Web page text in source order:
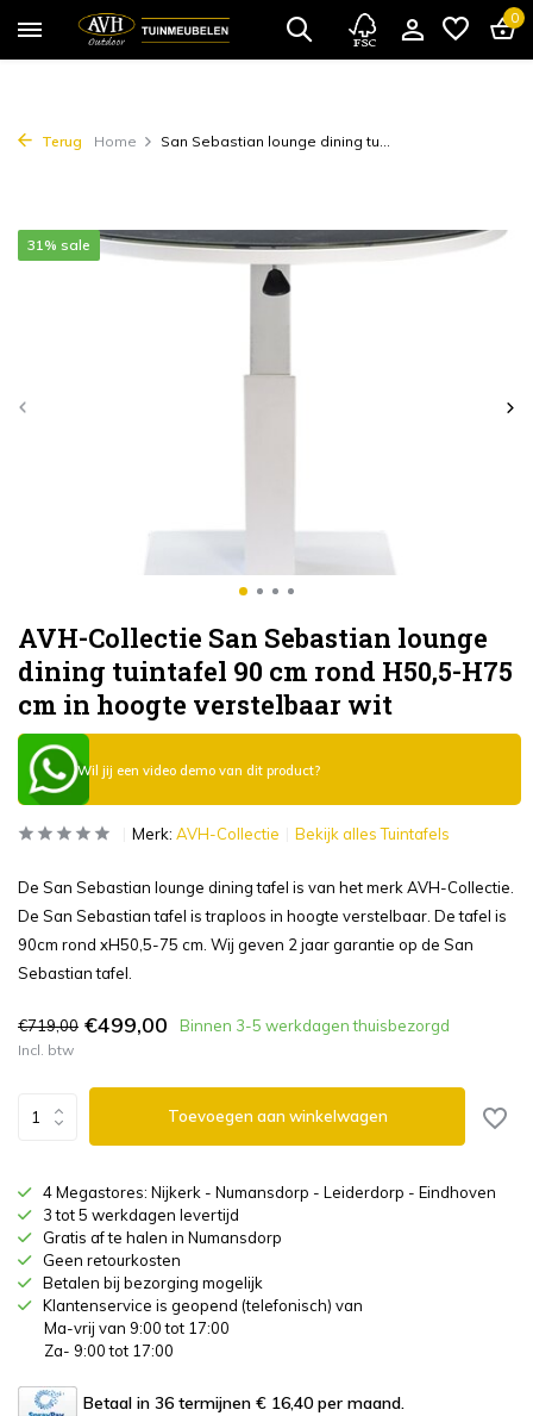
0
Terug Home San Sebastian lounge dining tu...
AVH-Collectie San Sebastian lounge
dining tuintafel 90 cm rond H50,5-H75
cm in hoogte verstelbaar wit
31% sale
Wil jij een video demo van dit product?
Merk: AVH-Collectie Bekijk alles Tuintafels
De San Sebastian lounge dining tafel is van het merk AVH-Collectie.
De San Sebastian tafel is traploos in hoogte verstelbaar. De tafel is
90cm rond xH50,5-75 cm. Wij geven 2 jaar garantie op de San
Sebastian tafel.
€719,00 €499,00 Binnen 3-5 werkdagen thuisbezorgd
Incl. btw
Toevoegen aan winkelwagen
4 Megastores: Nijkerk - Numansdorp - Leiderdorp - Eindhoven
3 tot 5 werkdagen levertijd
Gratis af te halen in Numansdorp
Geen retourkosten
Betalen bij bezorging mogelijk
Klantenservice is geopend (telefonisch) van
Ma-vrij van 9:00 tot 17:00
Za- 9:00 tot 17:00
Betaal in 36 termijnen € 16,40 per maand.